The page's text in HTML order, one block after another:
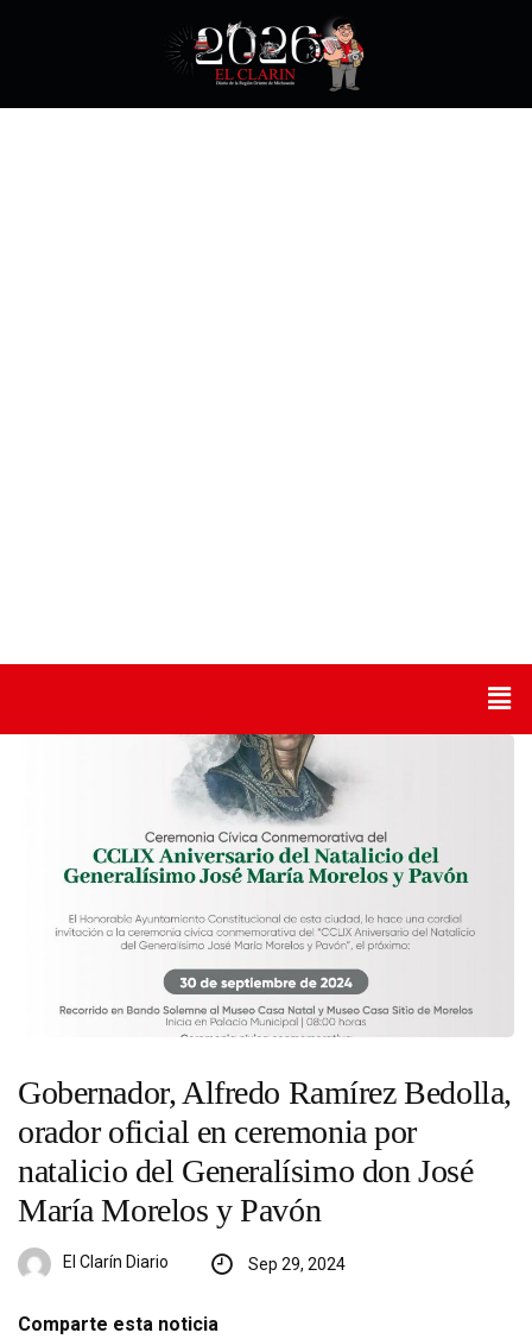
Gobernador, Alfredo Ramírez Bedolla,
orador oficial en ceremonia por
natalicio del Generalísimo don José
María Morelos y Pavón
El Clarín Diario Sep 29, 2024
Comparte esta noticia